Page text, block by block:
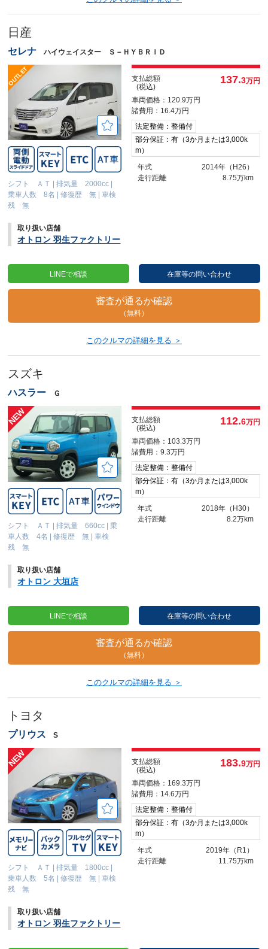
日産
セレナ ハイウェイスター Ｓ－ＨＹＢＲＩＤ
シフト ＡＴ |排気量 2000cc
乗車人数 8名
|修復歴 無 |車検
残 無
支払総額
(税込)
137.3万円
車両価格：120.9万円
諸費用：16.4万円
法定整備：整備付
部分保証：有（3か月または3,000k
m）
年式
2014年（H26）
走行距離
8.75万km
取り扱い店舗
オトロン 羽生ファクトリー
LINEで相談 在庫等の問い合わせ
審査が通るか確認
（無料）
このクルマの詳細を見る ＞
スズキ
ハスラー Ｇ
シフト ＡＴ |排気量 660cc |乗
車人数 4名
|修復歴 無 |車検
残 無
支払総額
(税込)
112.6万円
車両価格：103.3万円
諸費用：9.3万円
法定整備：整備付
部分保証：有（3か月または3,000k
m）
年式
2018年（H30）
走行距離
8.2万km
取り扱い店舗
オトロン 大垣店
LINEで相談 在庫等の問い合わせ
審査が通るか確認
（無料）
このクルマの詳細を見る ＞
トヨタ
プリウス S
シフト ＡＴ |排気量 1800cc |
乗車人数 5名 |修復歴 無 |車検
残 無
支払総額
(税込)
183.9万円
車両価格：169.3万円
諸費用：14.6万円
法定整備：整備付
部分保証：有（3か月または3,000k
m）
年式
2019年（R1）
走行距離
11.75万km
取り扱い店舗
オトロン 羽生ファクトリー